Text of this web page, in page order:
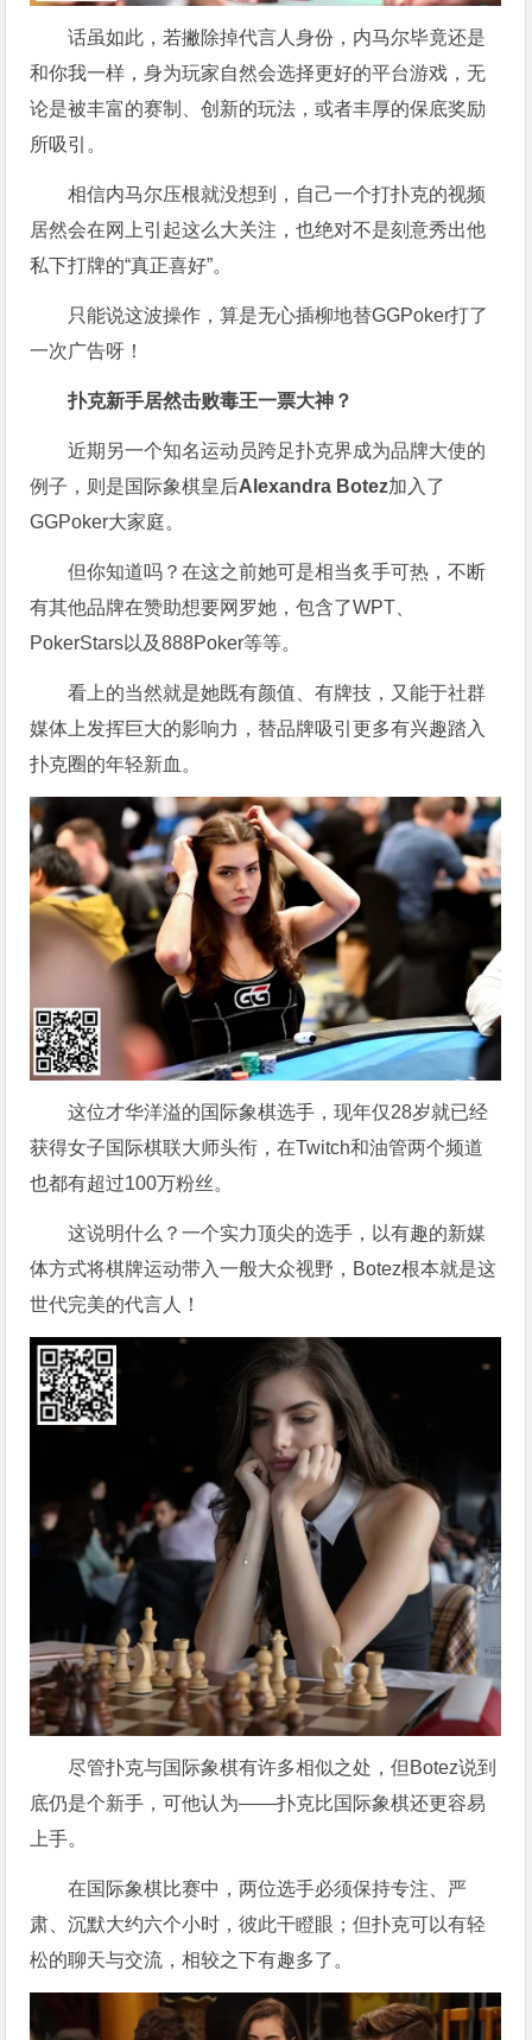
话虽如此，若撇除掉代言人身份，内马尔毕竟还是
和你我一样，身为玩家自然会选择更好的平台游戏，无
论是被丰富的赛制、创新的玩法，或者丰厚的保底奖励
所吸引。
相信内马尔压根就没想到，自己一个打扑克的视频
居然会在网上引起这么大关注，也绝对不是刻意秀出他
私下打牌的“真正喜好”。
只能说这波操作，算是无心插柳地替GGPoker打了
一次广告呀！
扑克新手居然击败毒王一票大神？
近期另一个知名运动员跨足扑克界成为品牌大使的
例子，则是国际象棋皇后Alexandra Botez加入了
GGPoker大家庭。
但你知道吗？在这之前她可是相当炙手可热，不断
有其他品牌在赞助想要网罗她，包含了WPT、
PokerStars以及888Poker等等。
看上的当然就是她既有颜值、有牌技，又能于社群
媒体上发挥巨大的影响力，替品牌吸引更多有兴趣踏入
扑克圈的年轻新血。
这位才华洋溢的国际象棋选手，现年仅28岁就已经
获得女子国际棋联大师头衔，在Twitch和油管两个频道
也都有超过100万粉丝。
这说明什么？一个实力顶尖的选手，以有趣的新媒
体方式将棋牌运动带入一般大众视野，Botez根本就是这
世代完美的代言人！
尽管扑克与国际象棋有许多相似之处，但Botez说到
底仍是个新手，可他认为——扑克比国际象棋还更容易
上手。
在国际象棋比赛中，两位选手必须保持专注、严
肃、沉默大约六个小时，彼此干瞪眼；但扑克可以有轻
松的聊天与交流，相较之下有趣多了。